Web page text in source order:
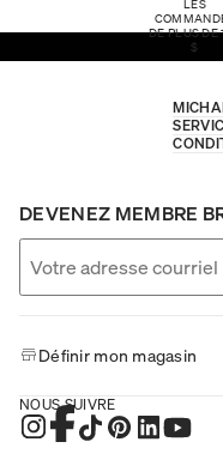
LES
DE PLUS DE
$
DEVENEZ MEMBRE
Définir mon magasin
NOUS SUIVRE